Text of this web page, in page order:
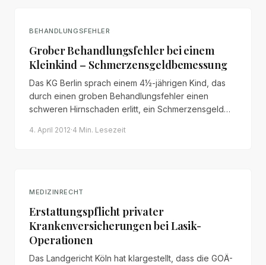
BEHANDLUNGSFEHLER
Grober Behandlungsfehler bei einem
Kleinkind – Schmerzensgeldbemessung
Das KG Berlin sprach einem 4½-jährigen Kind, das
durch einen groben Behandlungsfehler einen
schweren Hirnschaden erlitt, ein Schmerzensgeld
Begründung zur Schmerzensgeldbemessung.
4. April 2012·4 Min. Lesezeit
MEDIZINRECHT
Erstattungspflicht privater
Krankenversicherungen bei Lasik-
Operationen
Das Landgericht Köln hat klargestellt, dass die GOÄ-